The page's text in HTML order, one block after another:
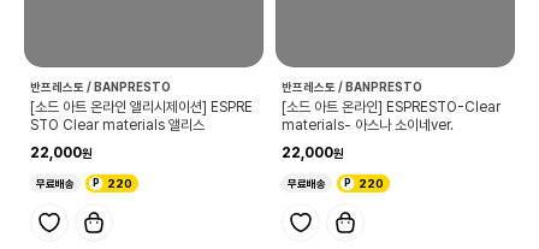
반프레스토 / BANPRESTO
[소드 아트 온라인 앨리시제이션] ESPRE
STO Clear materials 앨리스
22,000
무료배송 220
반프레스토 / BANPRESTO
[소드 아트 온라인] ESPRESTO-Clear
materials- 아스나 소이네ver.
22,000
무료배송 220